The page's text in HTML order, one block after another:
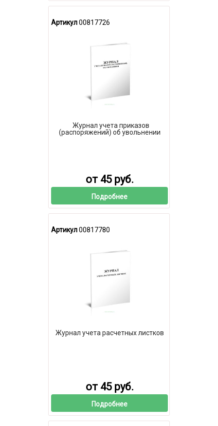
Артикул00817726
Журнал учета приказов
(распоряжений) об увольнении
от 45 руб.
Подробнее
Артикул00817780
Журнал учета расчетных листков
от 45 руб.
Подробнее